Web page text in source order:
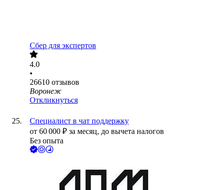
Сбер для экспертов
4.0
•
26610 отзывов
Воронеж
Откликнуться
Специалист в чат поддержку
от 60 000 ₽ за месяц, до вычета налогов
Без опыта